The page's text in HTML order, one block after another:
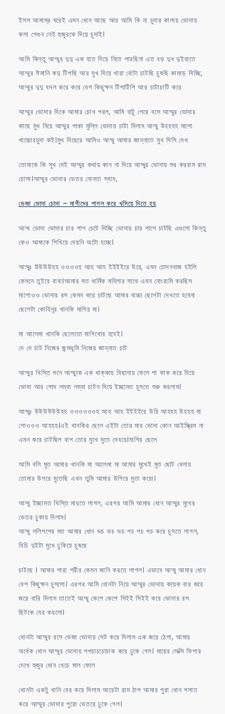
ইসস আমাম্র ঘরেই এমন ধোন আছে আর আমি কি না চুদার কালায় ভোদায়
কলা গেগুন নেই হুজুরকে দিয়ে চুদাই।
আমি কিন্তু আম্মুর দুদু এক হাত দিয়ে নিতে পারছিনা এত বড় দুধ দুইহাতে
আম্মুর ঈমানি কদু টিপছি আর মুখ দিয়ে খারা বোটা চাটছি চুষছি কামড়ে দিচ্ছি,
আম্মুর দুদু বদল করে করে বেশ কিছুক্ষন টিপাটিপি আর চাটাচাটি করে
আম্মুর ভোদার দিকে আমার চোখ পরল, আমি হাটু গেরে বসে আম্মুর ভোদার
কাছে মুখ নিয়ে আম্মুর পাকা মুল্লি ভোদায় চাটা দিলাম আম্মু উহহহহ মাগো
খাচ্চোরচুদা কই।মুখ দিছেরে আমিও আম্মু আমার জান্নাতে মুখ দিসি দেখ
তোমাকে কি সুখ দেই আম্মুর কথায় কান না দিয়ে আম্মুর ভোদায় শুর কররাম রাম
চোসা।আম্মুর ভোদার ভেতর নোনতা স্বাদ,
ভেজা ভোদা চোদা – মাগীদের পাগল করে খসিয়ে দিতে হয়
আম্ম ভোদা ভোদার চার পাশ চেটে দিচ্ছি ভোদার চার পাশে চাটছি এগুলো কিন্তু
কেও আমাকে শিখিয়ে দেয়নি অটো হচ্ছে।
আম্মুঃ উউউউহহ ওওওওহ আহ আহ ইইইইরে উরে, এমন চোদনবাজ হইলি
কেমনে তুইরে বাবা।আমার মত ধার্মিক মহিলার সাথে এমন নোংরামি করছিস
মাগোওও ভোদার রস কেমন করে চাটছে আমার বাচ্চা ছেলেটা দেখতে হবেনা
ছেলেটা কোহিনূর খানকি মাগির মা।
মা আলেমা খানকি ছেলেতো মাগিখোর হবেই।
দে দে চাট নিজের জন্মভূমি নিজের জান্নাত চাট
আম্মুর খিস্তি শুনে আম্মুকে এক ধাক্কায় বিছানায় ফেলে পা ফাক করে দিয়ে
ভোদা আর পোদ লম্বা লম্বা চাটন দিয়ে ইচ্ছামত চুসতে শুরু করলাম।
আম্মুঃ উউউউউউহহ ওওওওওওহ আহ আহ ইইইইরে উরি আহহহ উহহহ মা
গোওওও আহহহ।এই খানকির ছেলে এইটা তোর মার ভোদা কোন আইস্ক্রিম না
এমন করে চাটছিল বাপ তোর মুখে মুতে দেবরে।মাগির ছেলে
আমি বলি মুত আমার খানকি মা আলেমা মা আমার মুখেই মুত ছোট বেলায়
তোমার উপরে মুতেছি এখন তুমি আমার উপিরে মুতা করো।
আম্মু ইচ্ছামত খিস্তি মারতে লাগল, এরপর আমি আমার ধোন আম্মুর মুখের
ভেতর ঢুকায় দিলাম।
আম্মু ললিপপের মত আমার ধোন ভচ ভচ ভচ পচ পচ পচ করে চুসতে লাগল,
বিচি দুইটা মুখে ঢুকিয়ে চুষছে
চাটছে । আমার শারা শরীর কেমন জানি করতে লাগল। এভাবে আম্মু আমার ধোন
বেশ কিছুক্ষন চুসলো। এরপর আমি ধোনটা নিয়ে আম্মুর ভোদায় কয়েক বার জরে
জরে বারি দিলাম তাতেই আম্মু কেপে কেপে সিইই সিইই করে ভোদার রস
ছিটকে বের করলো।
ধোনটা আম্মুর রসে ভেজা ভোদায় সেট করে দিলাম এক জরে ঠেলা, আমার
অর্ধেক ধোন আম্মুর ভোদায় পপচাচাচাচাক করে ঢুকে গেল। মায়ের সেক্সি ফিগার
দেখে হুজুর ধোন খেচে মাল ফেলে
ধোনটা একটু খানি বের করে দিলাম আরেটা রাম ঠাপ আমার পুরা ধোন পসাত
করে আম্মুর ভোদার পুরো ভেতরে ঢুকে গেল।